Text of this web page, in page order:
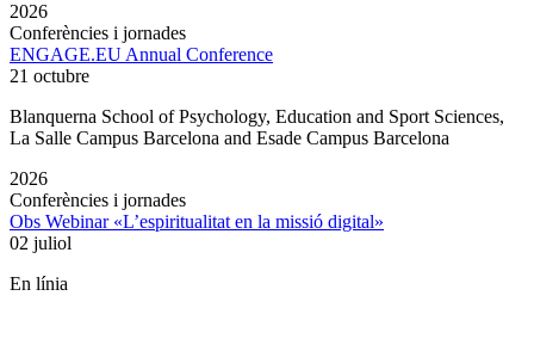
2026
Conferències i jornades
ENGAGE.EU Annual Conference
21 octubre
Blanquerna School of Psychology, Education and Sport Sciences,
La Salle Campus Barcelona and Esade Campus Barcelona
2026
Conferències i jornades
Obs Webinar «L’espiritualitat en la missió digital»
02 juliol
En línia